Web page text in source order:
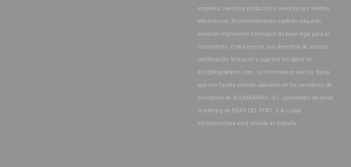
empresa, nuestros productos y servicios por medios
electrónicos. El consentimiento explícito adquirido
enviando el presente formulario da base legal para el
tratamiento. Podrá ejercer sus derechos de acceso,
rectificación, limitación y suprimir los datos en
info@brasdelport.com. Le informamos que los datos
que nos facilita estarán ubicados en los servidores de
servidores de ACUMBAMAIL, S.L. (proveedor de email
marketing de BRAS DEL PORT, S.A.) cuya
infraestructura está situada en España.